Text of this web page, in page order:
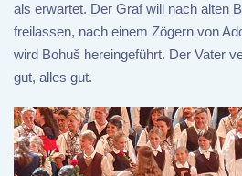
als erwartet. Der Graf will nach alten
freilassen, nach einem Zögern von
wird Bohuš hereingeführt. Der Vater
gut, alles gut.